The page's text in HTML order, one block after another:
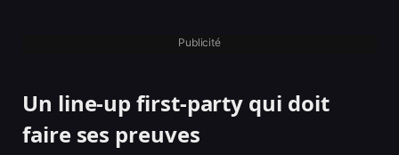
Publicité
Un line-up first-party qui doit
faire ses preuves